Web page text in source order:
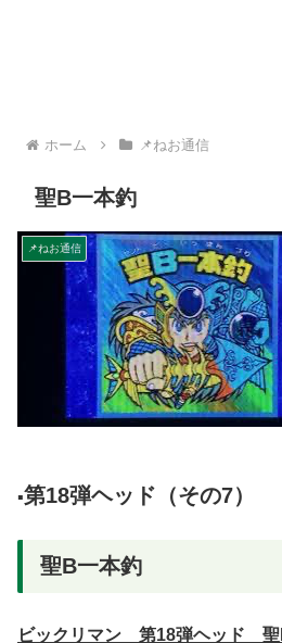
ホーム 📌ねお通信
聖B一本釣
📌ねお通信
▪️第18弾ヘッド（その7）
聖B一本釣
ビックリマン 第18弾ヘッド 聖